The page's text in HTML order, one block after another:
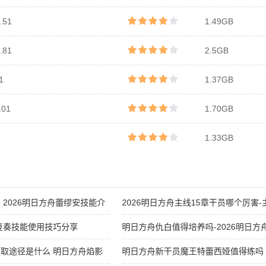
1.49GB
2.5GB
1.37GB
1.70GB
1.33GB
明日方舟蕾缪安技能介 2026明日方舟主线15章干员哪个厉害-
排行大全
奏技能使用技巧分享 明日方舟仇白值得培养吗-2026明日方
途径是什么 明日方舟焰影 明日方舟新干员魔王特蕾西娅值得练